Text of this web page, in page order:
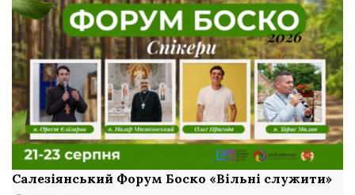
Салезіянський Форум Боско «Вільні служити»